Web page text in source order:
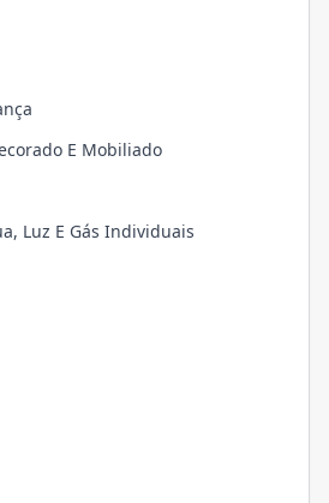
E Mobiliado
Luz E Gás Individuais